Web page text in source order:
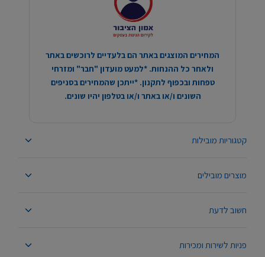
קטגוריות מובילות
מוצרים מובילים
חשוב לדעת
פניות לשירות ומכירות
המחירים המוצגים באתר הם בלעדיים לרוכשים באתר
ולאחר כל ההנחות. *למעט מועדון "חבר" ומזרחי
טפחות ובכפוף לתקנון. *ייתכן שהמחירים בסניפים
השונים ו/או באתר ו/או בטלפון יהיו שונים.